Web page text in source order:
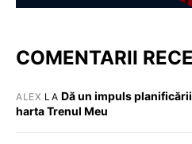
COMENTARII
ALEX LA Dă un impuls
harta Trenul Meu